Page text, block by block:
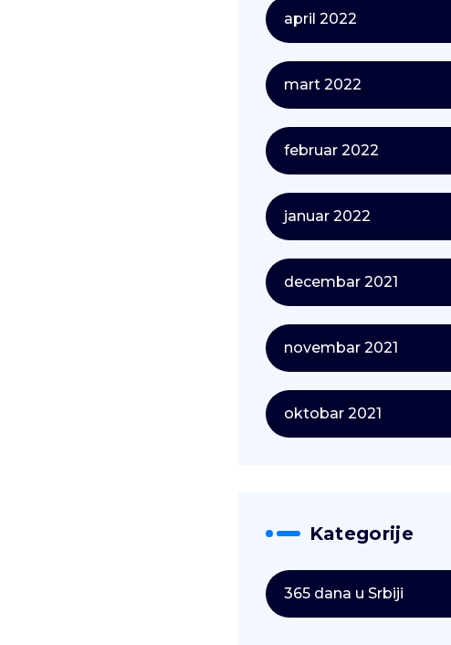
april 2022
mart 2022
februar 2022
januar 2022
decembar 2021
novembar 2021
oktobar 2021
Kategorije
365 dana u Srbiji